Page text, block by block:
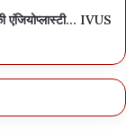
एंजियोप्लास्टी… IVUS